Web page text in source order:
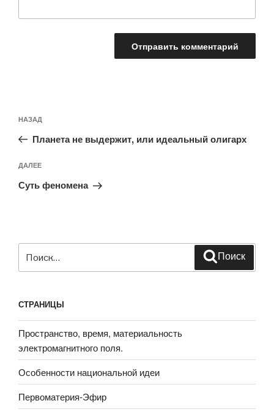
по
записям
Предыдущая
запись:
НАЗАД
Планета не выдержит, или идеальный олигарх
Следующая
запись
ДАЛЕЕ
Суть феномена
Поиск
СТРАНИЦЫ
Пространство, время, материальность
электромагнитного поля.
Особенности национальной идеи
Первоматерия-Эфир